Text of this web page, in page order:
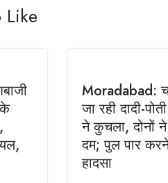
Like
Moradabad:
जा रही दादी-
ने कुचला, दोनों ने
दम; पुल पार
हादसा